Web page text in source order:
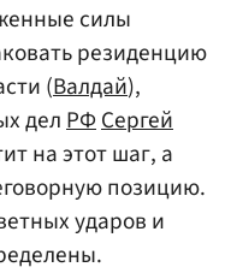
силы
резиденцию
(Валдай),
делРФСергей
на этот шаг, а
позицию.
ударов и